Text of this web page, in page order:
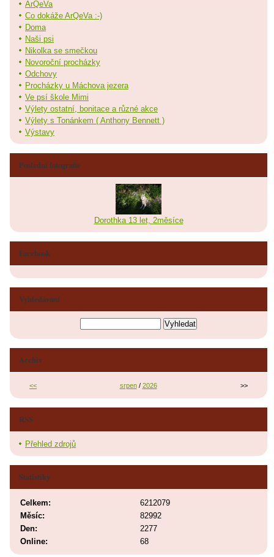
ArQeVa
Co dokáže ArQeVa :-)
Doma
Naši psi
Nikolka se smečkou
Novoroční procházky
Odchovy
Procházky u Máchova jezera
Ve psí škole Mimi
Výlety ostatní, bonitace a různé akce
Výlety s Tonánkem ( Anthony Bennett )
Výstavy
Poslední fotografie
Dorothka 13 let, 2měsíce
Facebook
Vyhledávání
Archiv
<< srpen/ 2026 >>
RSS
Přehled zdrojů
Statistiky
Online: 68
Celkem:
6212079
Měsíc:
82992
Den:
2277